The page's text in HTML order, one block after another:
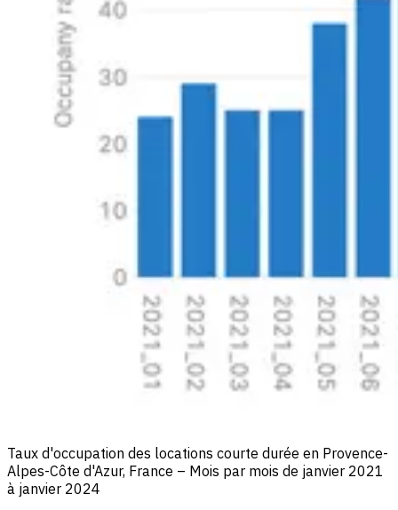
Taux d'occupation des locations courte durée en Provence-
Alpes-Côte d'Azur, France – Mois par mois de janvier 2021
à janvier 2024